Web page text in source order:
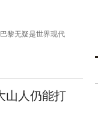
黎无疑是世界现代
山人仍能打